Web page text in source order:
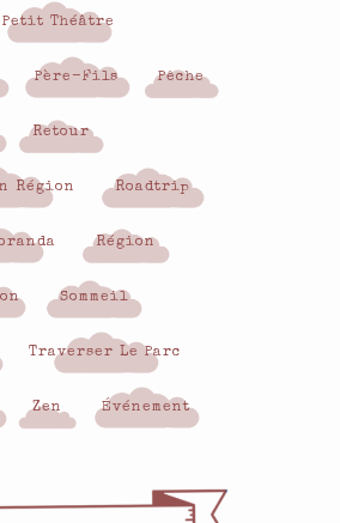
Petit Théâtre
Père-Fils Pêche
Retour
Région Roadtrip
Région
Sommeil
Traverser Le Parc
Zen Événement